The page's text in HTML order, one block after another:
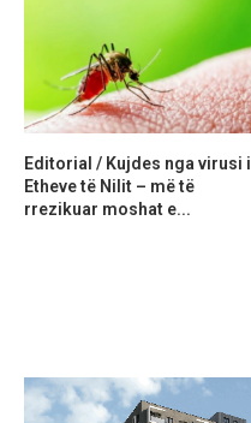
Editorial / Kujdes nga virusi i
Etheve të Nilit – më të
rrezikuar moshat e...